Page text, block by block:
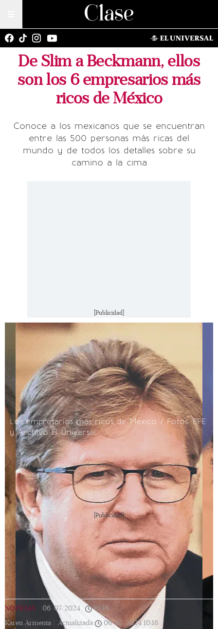
De Slim a Beckmann, ellos
son los 6 empresarios más
ricos de México
Conoce a los mexicanos que se encuentran
entre las 500 personas más ricas del
mundo y de todos los detalles sobre su
camino a la cima
[Publicidad]
Los empresarios más ricos de México / Fotos: EFE
y Archivo El Universal
[Publicidad]
NOTICIAS 06/07/2024 10:16
Karen Armenta |
Actualizada 06/07/2024 10:16